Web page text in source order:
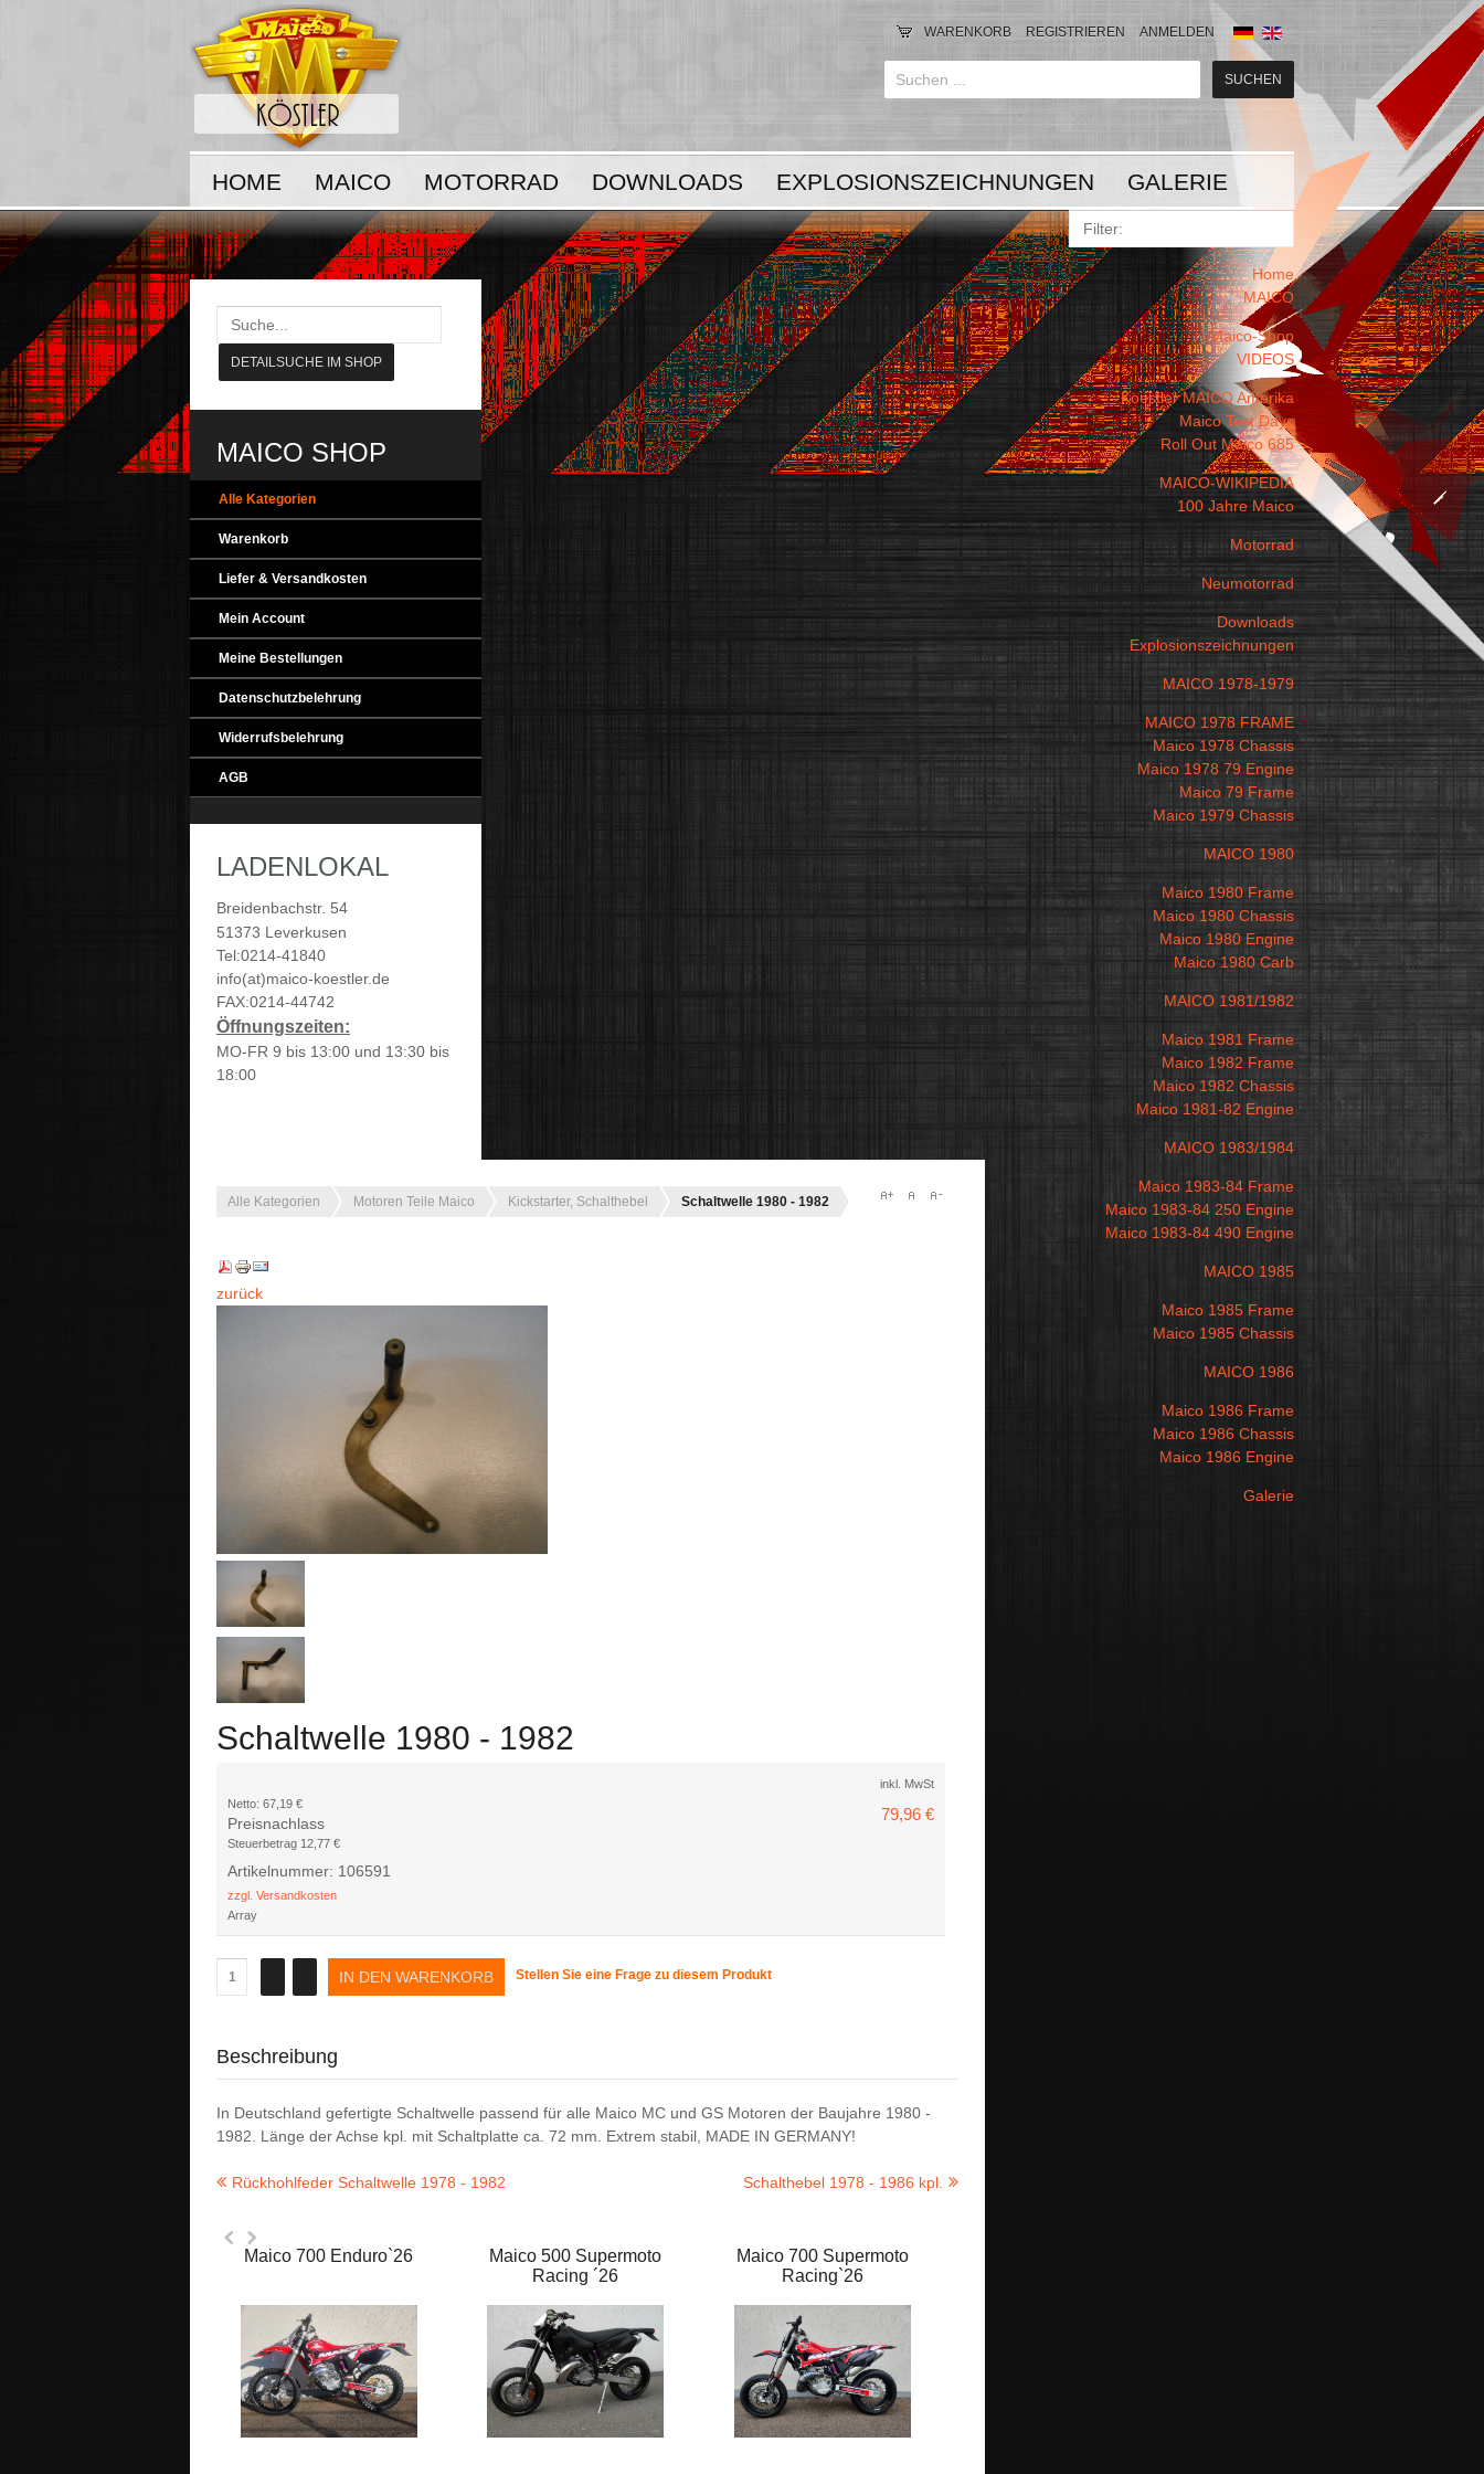
WARENKORB REGISTRIEREN ANMELDEN
HOME MAICO MOTORRAD DOWNLOADS EXPLOSIONSZEICHNUNGEN GALERIE
Home
MAICO
Maico-Shop
VIDEOS
Koestler MAICO Amerika
Maico Test Days
Roll Out Maico 685
MAICO-WIKIPEDIA
100 Jahre Maico
Motorrad
Neumotorrad
Downloads
Explosionszeichnungen
MAICO 1978-1979
MAICO 1978 FRAME
Maico 1978 Chassis
Maico 1978 79 Engine
Maico 79 Frame
Maico 1979 Chassis
MAICO 1980
Maico 1980 Frame
Maico 1980 Chassis
Maico 1980 Engine
Maico 1980 Carb
MAICO 1981/1982
Maico 1981 Frame
Maico 1982 Frame
Maico 1982 Chassis
Maico 1981-82 Engine
MAICO 1983/1984
Maico 1983-84 Frame
Maico 1983-84 250 Engine
Maico 1983-84 490 Engine
MAICO 1985
Maico 1985 Frame
Maico 1985 Chassis
MAICO 1986
Maico 1986 Frame
Maico 1986 Chassis
Maico 1986 Engine
Galerie
MAICO SHOP
Alle Kategorien
Warenkorb
Liefer & Versandkosten
Mein Account
Meine Bestellungen
Datenschutzbelehrung
Widerrufsbelehrung
AGB
LADENLOKAL
Breidenbachstr. 54
51373 Leverkusen
Tel:0214-41840
info(at)maico-koestler.de
FAX:0214-44742
Öffnungszeiten:
MO-FR 9 bis 13:00 und 13:30 bis
18:00
Alle Kategorien Motoren Teile Maico Kickstarter, Schalthebel Schaltwelle 1980 - 1982
zurück
Schaltwelle 1980 - 1982
inkl. MwSt
79,96 €
Netto: 67,19 €
Preisnachlass
Steuerbetrag 12,77 €
Artikelnummer: 106591
zzgl. Versandkosten
Array
Stellen Sie eine Frage zu diesem Produkt
Beschreibung
In Deutschland gefertigte Schaltwelle passend für alle Maico MC und GS Motoren der Baujahre 1980 -
1982. Länge der Achse kpl. mit Schaltplatte ca. 72 mm. Extrem stabil, MADE IN GERMANY!
Rückhohlfeder Schaltwelle 1978 - 1982 Schalthebel 1978 - 1986 kpl.
Maico 700 Enduro`26
Maico 500 Supermoto
Racing ´26
Maico 700 Supermoto
Racing`26
Anmeldenor
Registrieren
LOGIN Registrieren